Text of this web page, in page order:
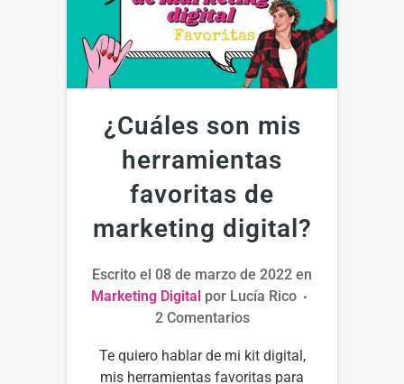
¿Cuáles son mis
herramientas
favoritas de
marketing digital?
Escrito el 08 de marzo de 2022 en
Marketing Digital por Lucía Rico
2 Comentarios
Te quiero hablar de mi kit digital,
mis herramientas favoritas para